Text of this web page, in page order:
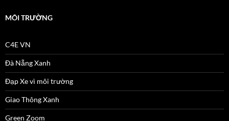
MÔI TRƯỜNG
C4E VN
Đà Nẵng Xanh
Đạp Xe vì môi trường
Giao Thông Xanh
Green Zoom